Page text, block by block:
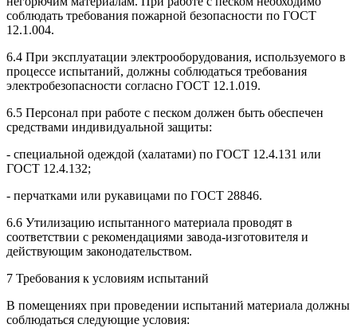
соблюдать требования пожарной безопасности по ГОСТ
12.1.004.
6.4 При эксплуатации электрооборудования, используемого в
процессе испытаний, должны соблюдаться требования
электробезопасности согласно ГОСТ 12.1.019.
6.5 Персонал при работе с песком должен быть обеспечен
средствами индивидуальной защиты:
- специальной одеждой (халатами) по ГОСТ 12.4.131 или
ГОСТ 12.4.132;
- перчатками или рукавицами по ГОСТ 28846.
6.6 Утилизацию испытанного материала проводят в
соответствии с рекомендациями завода-изготовителя и
действующим законодательством.
7 Требования к условиям испытаний
В помещениях при проведении испытаний материала должны
соблюдаться следующие условия: